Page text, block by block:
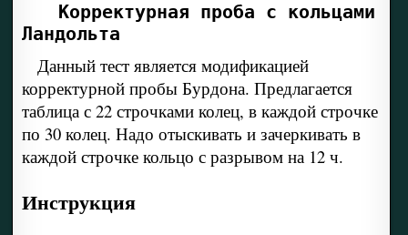
Корректурная проба с кольцами
Ландольта
Данный тест является модификацией
корректурной пробы Бурдона. Предлагается
таблица с 22 строчками колец, в каждой строчке
по 30 колец. Надо отыскивать и зачеркивать в
каждой строчке кольцо с разрывом на 12 ч.
Инструкция